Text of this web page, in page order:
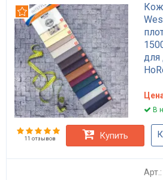
для
см
Рекомендуем
В
11 отзывов Купить